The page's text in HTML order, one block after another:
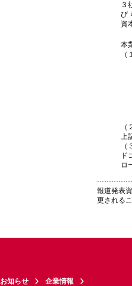
３
び
資
本
ド
ロ
報道発表
更される
お知らせ 企業情報